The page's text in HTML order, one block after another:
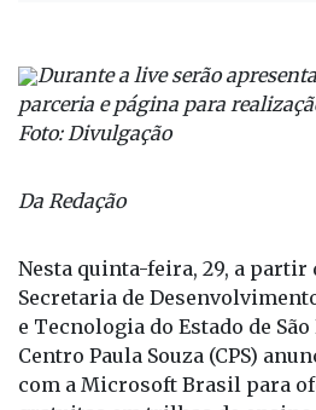
Durante a live serão
parceria e página para
Nesta quinta-feira, 29, a partir
Secretaria de
e Tecnologia do Estado de São
Centro Paula Souza (CPS)